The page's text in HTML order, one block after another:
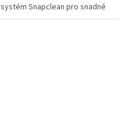
systém Snapclean pro snadné
čištění, kompaktní provedení